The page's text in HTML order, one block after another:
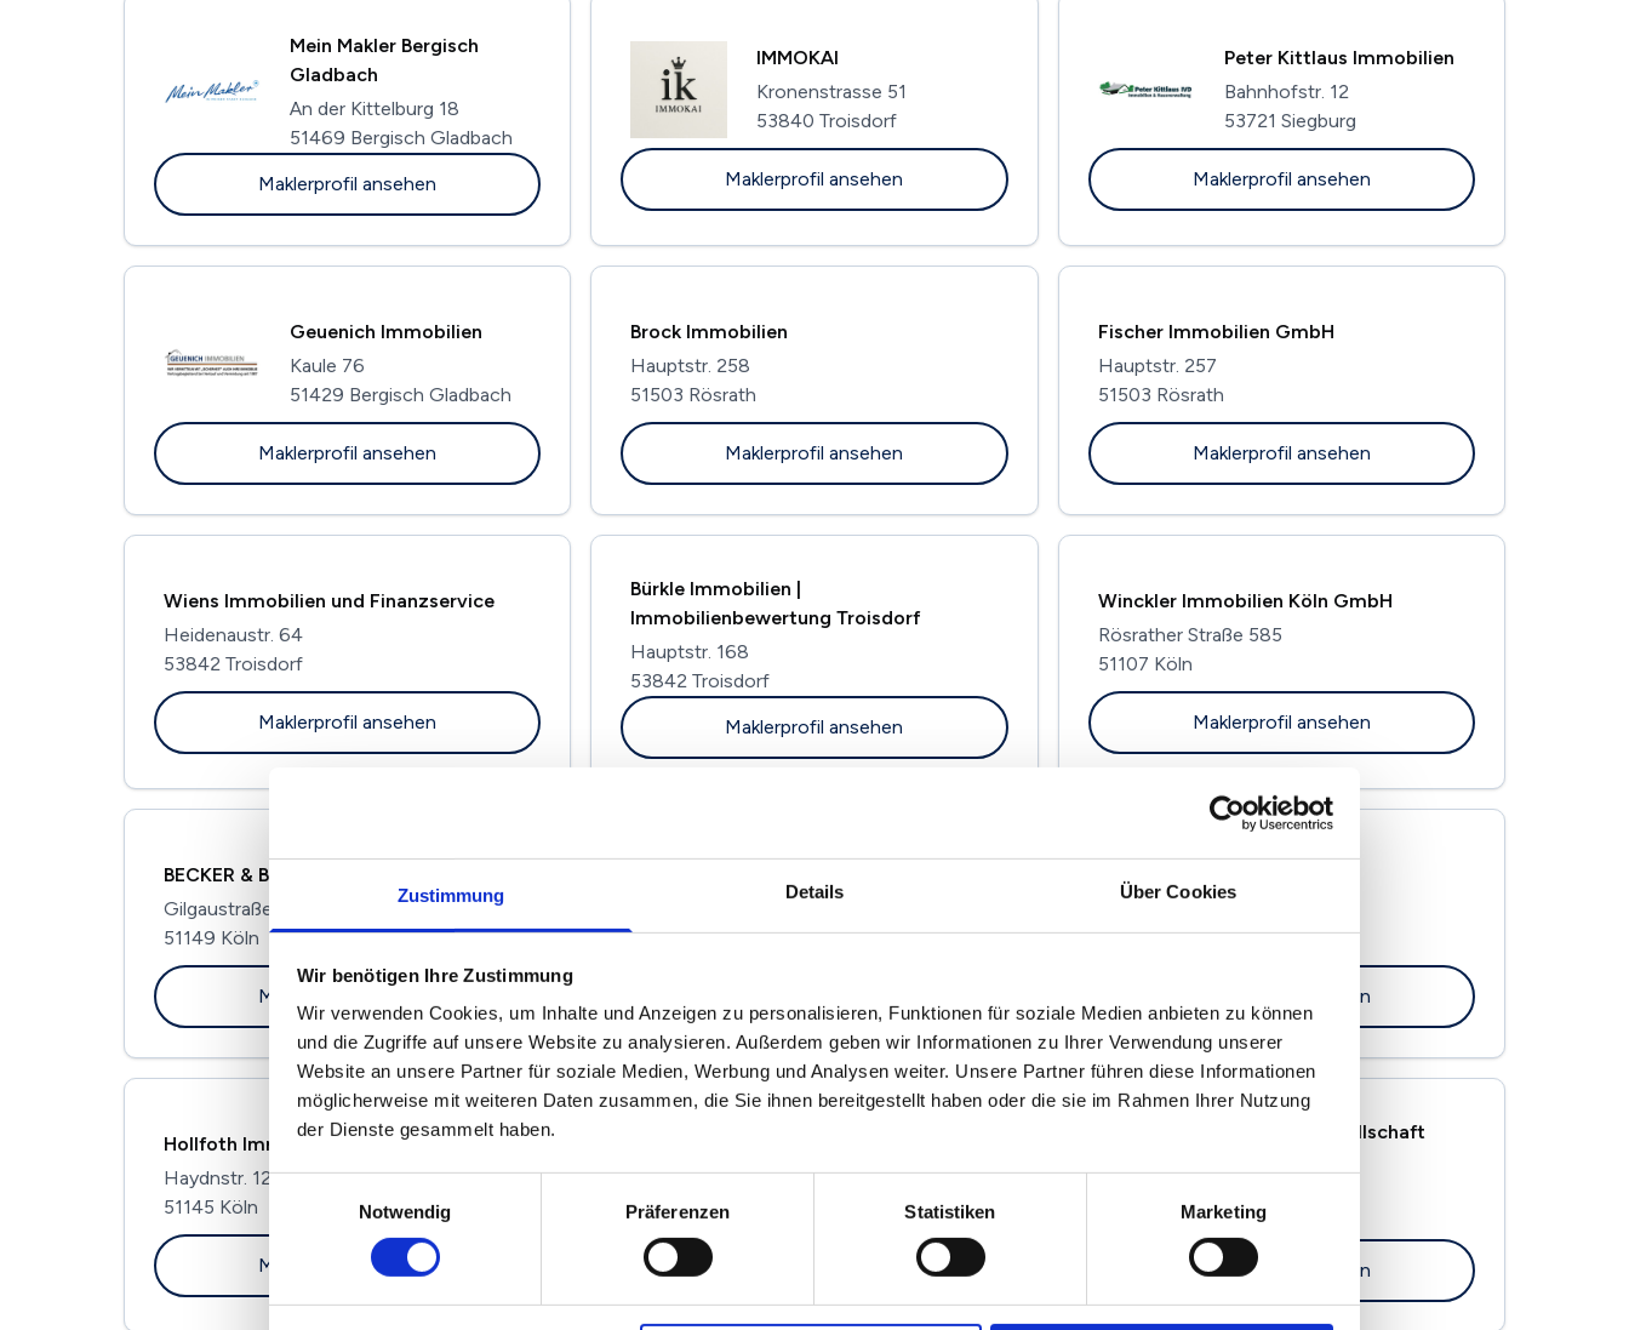
Zustimmung Details Über Cookies
Wir benötigen Ihre Zustimmung
Wir verwenden Cookies, um Inhalte und Anzeigen zu personalisieren, Funktionen für soziale Medien anbieten zu können
und die Zugriffe auf unsere Website zu analysieren. Außerdem geben wir Informationen zu Ihrer Verwendung unserer
Website an unsere Partner für soziale Medien, Werbung und Analysen weiter. Unsere Partner führen diese Informationen
möglicherweise mit weiteren Daten zusammen, die Sie ihnen bereitgestellt haben oder die sie im Rahmen Ihrer Nutzung
der Dienste gesammelt haben.
Einwilligungsauswahl
Notwendig
Präferenzen Statistiken Marketing
Mein Makler Bergisch
Gladbach
An der Kittelburg 18
51469 Bergisch Gladbach
Maklerprofil ansehen
IMMOKAI
Kronenstrasse 51
53840 Troisdorf
Maklerprofil ansehen
Peter Kittlaus Immobilien
Bahnhofstr. 12
53721 Siegburg
Maklerprofil ansehen
Geuenich Immobilien
Kaule 76
51429 Bergisch Gladbach
Maklerprofil ansehen
Brock Immobilien
Hauptstr. 258
51503 Rösrath
Maklerprofil ansehen
Fischer Immobilien GmbH
Hauptstr. 257
51503 Rösrath
Maklerprofil ansehen
Wiens Immobilien und Finanzservice
Heidenaustr. 64
53842 Troisdorf
Maklerprofil ansehen
Bürkle Immobilien |
Immobilienbewertung Troisdorf
Hauptstr. 168
53842 Troisdorf
Maklerprofil ansehen
Winckler Immobilien Köln GmbH
Rösrather Straße 585
51107 Köln
Maklerprofil ansehen
BECKER & BECKER Immobilien GmbH
Gilgaustraße 45
51149 Köln
Maklerprofil ansehen
51107 Köln
51107 Köln
Maklerprofil ansehen
Hollfoth Immobilien
Haydnstr. 12
51145 Köln
Maklerprofil ansehen
Herkenrathweg 21
51107 Köln
AKS Partner Immobiliengesellschaft
51145 Köln
Maklerprofil ansehen